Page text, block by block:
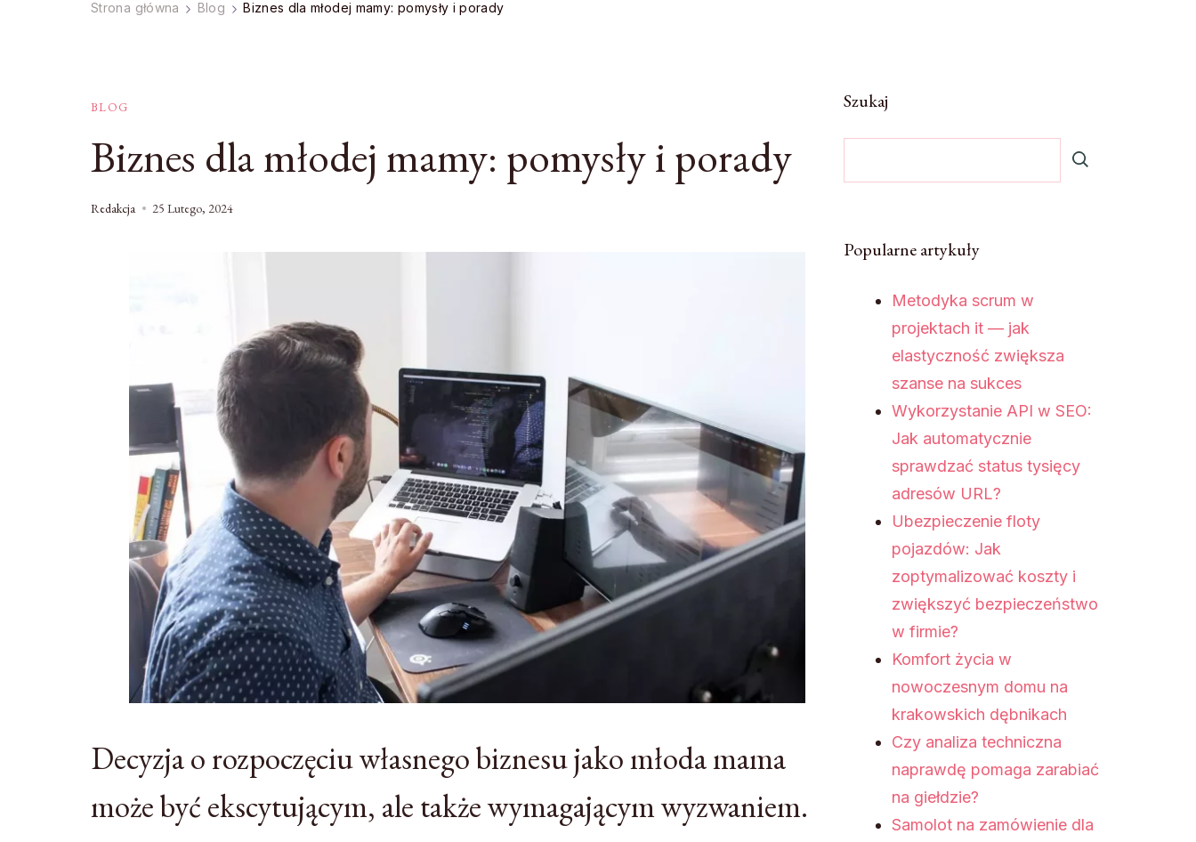
Strona główna Blog Biznes dla młodej mamy: pomysły i porady
BLOG
Biznes dla młodej mamy: pomysły i porady
Redakcja 25 Lutego, 2024
Decyzja o rozpoczęciu własnego biznesu jako młoda mama
może być ekscytującym, ale także wymagającym wyzwaniem.
Szukaj
Popularne artykuły
Metodyka scrum w
projektach it — jak
elastyczność zwiększa
szanse na sukces
Wykorzystanie API w SEO:
Jak automatycznie
sprawdzać status tysięcy
adresów URL?
Ubezpieczenie floty
pojazdów: Jak
zoptymalizować koszty i
zwiększyć bezpieczeństwo
w firmie?
Komfort życia w
nowoczesnym domu na
krakowskich dębnikach
Czy analiza techniczna
naprawdę pomaga zarabiać
na giełdzie?
Samolot na zamówienie dla